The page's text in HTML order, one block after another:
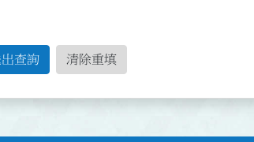
出查詢 清除重填